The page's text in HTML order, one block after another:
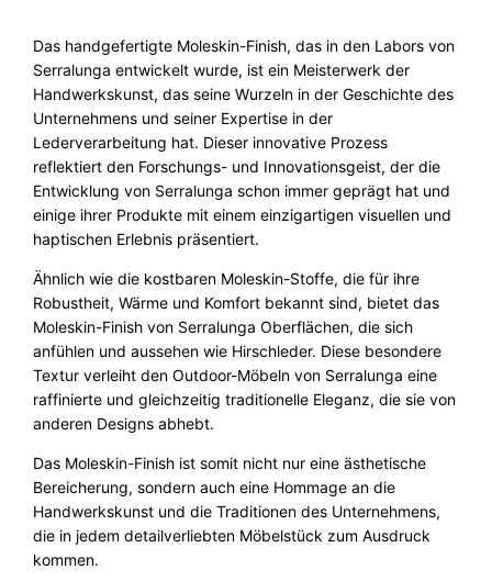
Das handgefertigte Moleskin-Finish, das in den Labors von
Serralunga entwickelt wurde, ist ein Meisterwerk der
Handwerkskunst, das seine Wurzeln in der Geschichte des
Unternehmens und seiner Expertise in der
Lederverarbeitung hat. Dieser innovative Prozess
reflektiert den Forschungs- und Innovationsgeist, der die
Entwicklung von Serralunga schon immer geprägt hat und
einige ihrer Produkte mit einem einzigartigen visuellen und
haptischen Erlebnis präsentiert.
Ähnlich wie die kostbaren Moleskin-Stoffe, die für ihre
Robustheit, Wärme und Komfort bekannt sind, bietet das
Moleskin-Finish von Serralunga Oberflächen, die sich
anfühlen und aussehen wie Hirschleder. Diese besondere
Textur verleiht den Outdoor-Möbeln von Serralunga eine
raffinierte und gleichzeitig traditionelle Eleganz, die sie von
anderen Designs abhebt.
Das Moleskin-Finish ist somit nicht nur eine ästhetische
Bereicherung, sondern auch eine Hommage an die
Handwerkskunst und die Traditionen des Unternehmens,
die in jedem detailverliebten Möbelstück zum Ausdruck
kommen.